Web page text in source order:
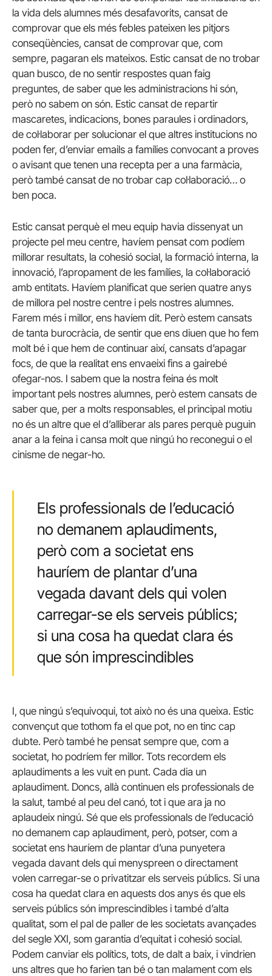
la vida dels alumnes més desafavorits, cansat de
comprovar que els més febles pateixen les pitjors
conseqüències, cansat de comprovar que, com
sempre, pagaran els mateixos. Estic cansat de no trobar
quan busco, de no sentir respostes quan faig
preguntes, de saber que les administracions hi són,
però no sabem on són. Estic cansat de repartir
mascaretes, indicacions, bones paraules i ordinadors,
de col·laborar per solucionar el que altres institucions no
poden fer, d’enviar emails a famílies convocant a proves
o avisant que tenen una recepta per a una farmàcia,
però també cansat de no trobar cap col·laboració… o
ben poca.
Estic cansat perquè el meu equip havia dissenyat un
projecte pel meu centre, havíem pensat com podíem
millorar resultats, la cohesió social, la formació interna, la
innovació, l’apropament de les famílies, la col·laboració
amb entitats. Havíem planificat que serien quatre anys
de millora pel nostre centre i pels nostres alumnes.
Farem més i millor, ens havíem dit. Però estem cansats
de tanta burocràcia, de sentir que ens diuen que ho fem
molt bé i que hem de continuar així, cansats d’apagar
focs, de que la realitat ens envaeixi fins a gairebé
ofegar-nos. I sabem que la nostra feina és molt
important pels nostres alumnes, però estem cansats de
saber que, per a molts responsables, el principal motiu
no és un altre que el d’alliberar als pares perquè puguin
anar a la feina i cansa molt que ningú ho reconegui o el
cinisme de negar-ho.
Els professionals de l’educació
no demanem aplaudiments,
però com a societat ens
hauríem de plantar d’una
vegada davant dels qui volen
carregar-se els serveis públics;
si una cosa ha quedat clara és
que són imprescindibles
I, que ningú s’equivoqui, tot això no és una queixa. Estic
convençut que tothom fa el que pot, no en tinc cap
dubte. Però també he pensat sempre que, com a
societat, ho podríem fer millor. Tots recordem els
aplaudiments a les vuit en punt. Cada dia un
aplaudiment. Doncs, allà continuen els professionals de
la salut, també al peu del canó, tot i que ara ja no
aplaudeix ningú. Sé que els professionals de l’educació
no demanem cap aplaudiment, però, potser, com a
societat ens hauríem de plantar d’una punyetera
vegada davant dels qui menyspreen o directament
volen carregar-se o privatitzar els serveis públics. Si una
cosa ha quedat clara en aquests dos anys és que els
serveis públics són imprescindibles i també d’alta
qualitat, som el pal de paller de les societats avançades
del segle XXI, som garantia d’equitat i cohesió social.
Podem canviar els polítics, tots, de dalt a baix, i vindrien
uns altres que ho farien tan bé o tan malament com els